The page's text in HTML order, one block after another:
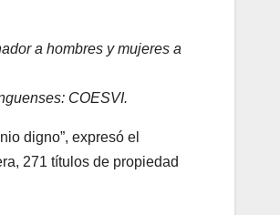
a hombres y mujeres a
COESVI.
digno”, expresó el
271 títulos de propiedad